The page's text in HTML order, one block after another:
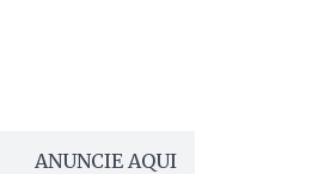
ANUNCIE AQUI